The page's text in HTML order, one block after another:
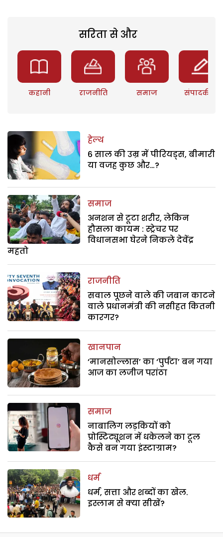
सरिता से और
कहानी राजनीति समाज संपादकीय
हेल्थ
6 साल की उम्र में पीरियड्स, बीमारी
या वजह कुछ और…?
समाज
अनशन से टूटा शरीर, लेकिन
हौसला कायम : स्ट्रेचर पर
विधानसभा घेरने निकले देवेंद्र
महतो
राजनीति
सवाल पूछने वाले की जबान काटने
वाले प्रधानमंत्री की नसीहत कितनी
कारगर?
खानपान
‘मानसोल्लास’ का ‘पुर्पटा’ बन गया
आज का लजीज परांठा
समाज
नाबालिग लड़कियों को
प्रोस्टिट्यूशन में धकेलने का टूल
कैसे बन गया इंस्टाग्राम?
धर्म
धर्म, सत्ता और शब्दों का खेल.
इस्लाम से क्या सीखें?